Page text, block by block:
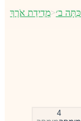
כִּתָּה ב׳<מְדִידַת אֹרֶךְ
4